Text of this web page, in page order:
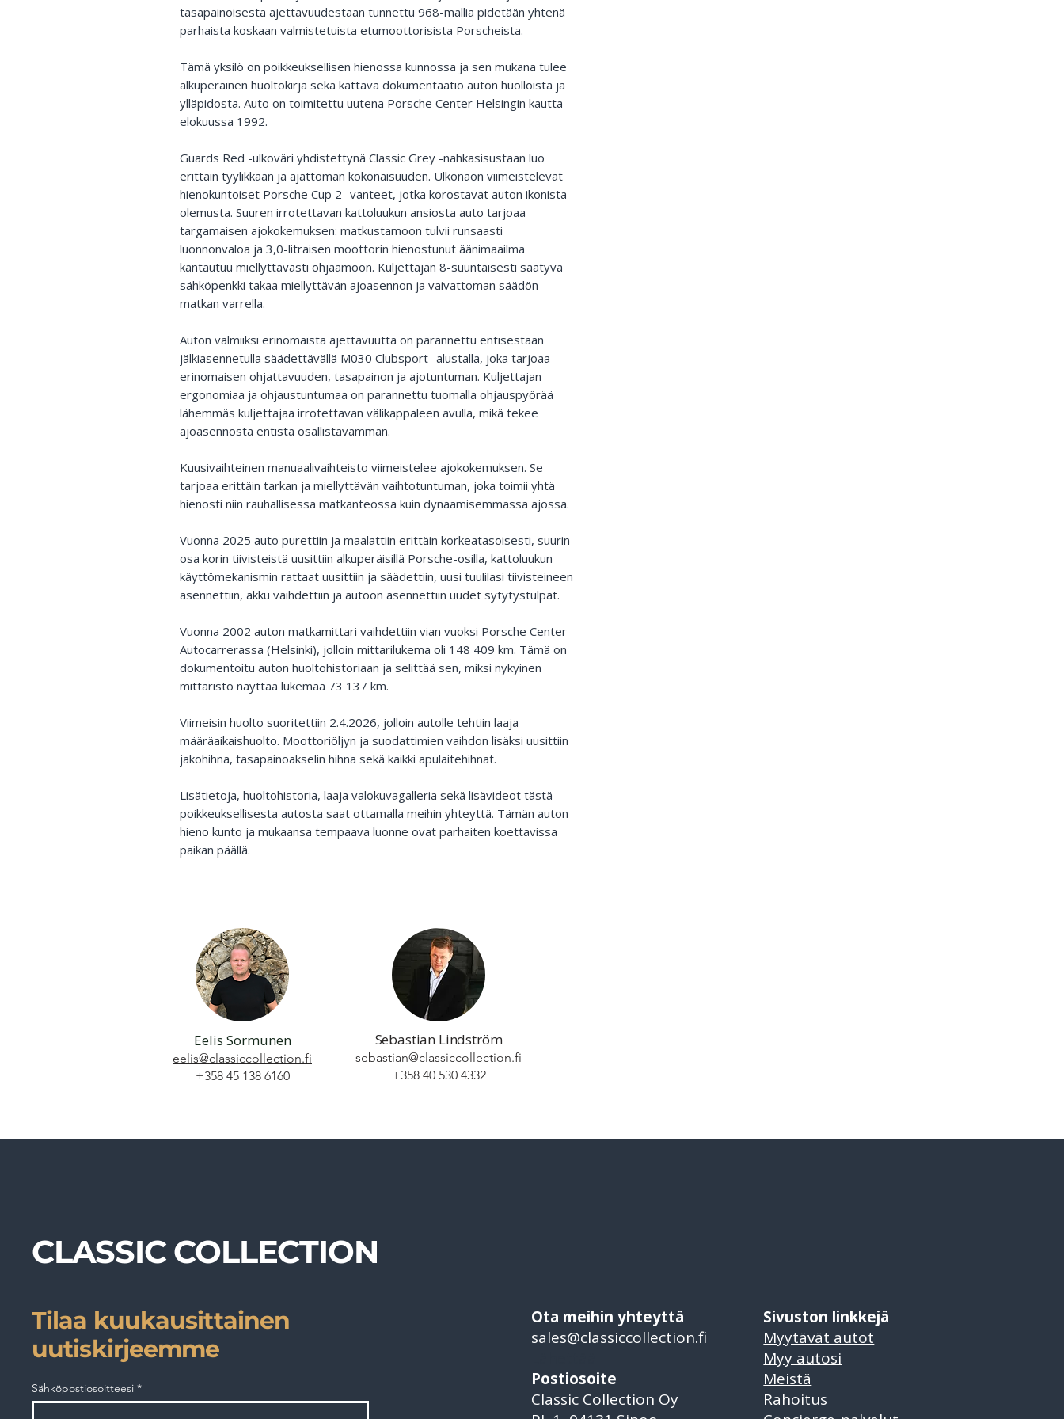
tasapainoisesta ajettavuudestaan tunnettu 968-mallia pidetään yhtenä
parhaista koskaan valmistetuista etumoottorisista Porscheista.
Tämä yksilö on poikkeuksellisen hienossa kunnossa ja sen mukana tulee
alkuperäinen huoltokirja sekä kattava dokumentaatio auton huolloista ja
ylläpidosta. Auto on toimitettu uutena Porsche Center Helsingin kautta
elokuussa 1992.
Guards Red -ulkoväri yhdistettynä Classic Grey -nahkasisustaan luo
erittäin tyylikkään ja ajattoman kokonaisuuden. Ulkonäön viimeistelevät
hienokuntoiset Porsche Cup 2 -vanteet, jotka korostavat auton ikonista
olemusta. Suuren irrotettavan kattoluukun ansiosta auto tarjoaa
targamaisen ajokokemuksen: matkustamoon tulvii runsaasti
luonnonvaloa ja 3,0-litraisen moottorin hienostunut äänimaailma
kantautuu miellyttävästi ohjaamoon. Kuljettajan 8-suuntaisesti säätyvä
sähköpenkki takaa miellyttävän ajoasennon ja vaivattoman säädön
matkan varrella.
Auton valmiiksi erinomaista ajettavuutta on parannettu entisestään
jälkiasennetulla säädettävällä M030 Clubsport -alustalla, joka tarjoaa
erinomaisen ohjattavuuden, tasapainon ja ajotuntuman. Kuljettajan
ergonomiaa ja ohjaustuntumaa on parannettu tuomalla ohjauspyörää
lähemmäs kuljettajaa irrotettavan välikappaleen avulla, mikä tekee
ajoasennosta entistä osallistavamman.
Kuusivaihteinen manuaalivaihteisto viimeistelee ajokokemuksen. Se
tarjoaa erittäin tarkan ja miellyttävän vaihtotuntuman, joka toimii yhtä
hienosti niin rauhallisessa matkanteossa kuin dynaamisemmassa ajossa.
Vuonna 2025 auto purettiin ja maalattiin erittäin korkeatasoisesti, suurin
osa korin tiivisteistä uusittiin alkuperäisillä Porsche-osilla, kattoluukun
käyttömekanismin rattaat uusittiin ja säädettiin, uusi tuulilasi tiivisteineen
asennettiin, akku vaihdettiin ja autoon asennettiin uudet sytytystulpat.
Vuonna 2002 auton matkamittari vaihdettiin vian vuoksi Porsche Center
Autocarrerassa (Helsinki), jolloin mittarilukema oli 148 409 km. Tämä on
dokumentoitu auton huoltohistoriaan ja selittää sen, miksi nykyinen
mittaristo näyttää lukemaa 73 137 km.
Viimeisin huolto suoritettiin 2.4.2026, jolloin autolle tehtiin laaja
määräaikaishuolto. Moottoriöljyn ja suodattimien vaihdon lisäksi uusittiin
jakohihna, tasapainoakselin hihna sekä kaikki apulaitehihnat.
Lisätietoja, huoltohistoria, laaja valokuvagalleria sekä lisävideot tästä
poikkeuksellisesta autosta saat ottamalla meihin yhteyttä. Tämän auton
hieno kunto ja mukaansa tempaava luonne ovat parhaiten koettavissa
paikan päällä.
Eelis Sormunen
eelis@classiccollection.fi
+358 45 138 6160
Sebastian Lindström
sebastian@classiccollection.fi
+358 40 530 4332
CLASSIC COLLECTION
Tilaa kuukausittainen
uutiskirjeemme
Sähköpostiosoitteesi
Ota meihin yhteyttä
sales@classiccollection.fi
Postiosoite
Classic Collection Oy
Sivuston linkkejä
Myytävät autot
Myy autosi
Meistä
Rahoitus